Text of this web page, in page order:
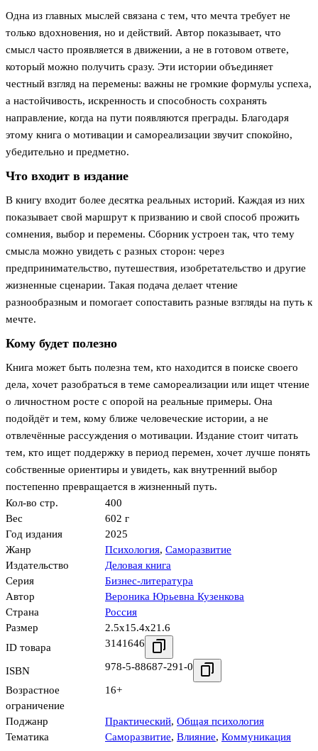
Одна из главных мыслей связана с тем, что мечта требует не
только вдохновения, но и действий. Автор показывает, что
смысл часто проявляется в движении, а не в готовом ответе,
который можно получить сразу. Эти истории объединяет
честный взгляд на перемены: важны не громкие формулы успеха,
а настойчивость, искренность и способность сохранять
направление, когда на пути появляются преграды. Благодаря
этому книга о мотивации и самореализации звучит спокойно,
убедительно и предметно.
Что входит в издание
В книгу входит более десятка реальных историй. Каждая из них
показывает свой маршрут к призванию и свой способ прожить
сомнения, выбор и перемены. Сборник устроен так, что тему
смысла можно увидеть с разных сторон: через
предпринимательство, путешествия, изобретательство и другие
жизненные сценарии. Такая подача делает чтение
разнообразным и помогает сопоставить разные взгляды на путь к
мечте.
Кому будет полезно
Книга может быть полезна тем, кто находится в поиске своего
дела, хочет разобраться в теме самореализации или ищет чтение
о личностном росте с опорой на реальные примеры. Она
подойдёт и тем, кому ближе человеческие истории, а не
отвлечённые рассуждения о мотивации. Издание стоит читать
тем, кто ищет поддержку в период перемен, хочет лучше понять
собственные ориентиры и увидеть, как внутренний выбор
постепенно превращается в жизненный путь.
Кол-во стр.
400
Вес
602 г
Год издания
2025
Жанр
Психология, Саморазвитие
Издательство
Деловая книга
Серия
Бизнес-литература
Автор
Вероника Юрьевна Кузенкова
Страна
Россия
Размер
2.5x15.4x21.6
ID товара
3141646
ISBN 978-5-88687-291-0
Возрастное
ограничение
16+
Поджанр Практический, Общая психология
Тематика
Саморазвитие, Влияние, Коммуникация